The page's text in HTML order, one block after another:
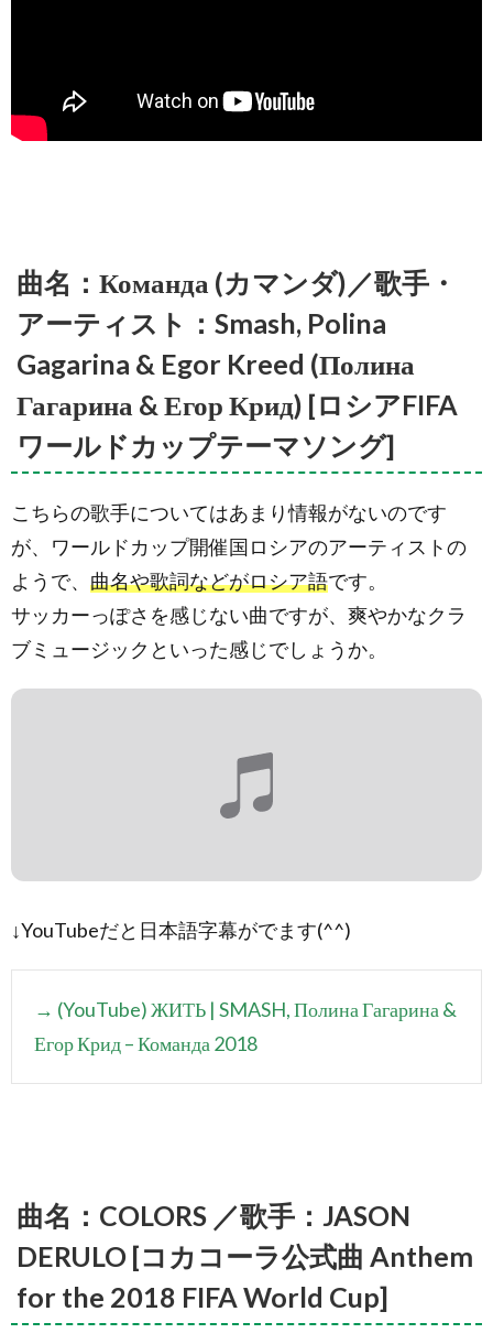
曲名：Команда (カマンダ)／歌手・
アーティスト：Smash, Polina
Gagarina & Egor Kreed (Полина
Гагарина & Егор Крид) [ロシアFIFA
ワールドカップテーマソング]
こちらの歌手についてはあまり情報がないのです
が、ワールドカップ開催国ロシアのアーティストの
ようで、 曲名や歌詞などがロシア語です。
サッカーっぽさを感じない曲ですが、爽やかなクラ
ブミュージックといった感じでしょうか。
↓YouTubeだと日本語字幕がでます(^^)
→ (YouTube) ЖИТЬ | SMASH, Полина Гагарина &
Егор Крид – Команда 2018
曲名：COLORS ／歌手：JASON
DERULO [コカコーラ公式曲 Anthem
for the 2018 FIFA World Cup]